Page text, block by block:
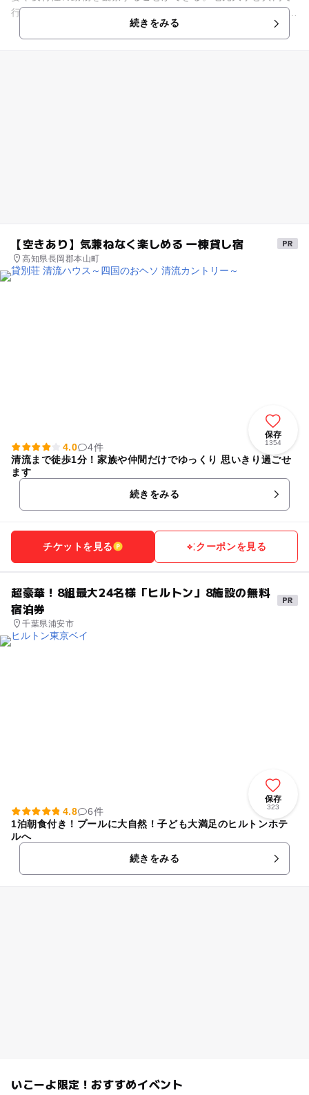
行う幻想的なライトアップや、夜の動物園特別イベント「WA
O!キツネザルツアー」や...続きをみる
【空きあり】気兼ねなく楽しめる 一棟貸し宿
高知県長岡郡本山町
保存
1354
4.0
4件
清流まで徒歩1分！家族や仲間だけでゆっくり 思いきり過ごせ
ます
続きをみる
チケットを見る クーポンを見る
超豪華！8組最大24名様「ヒルトン」8施設の無料
宿泊券
千葉県浦安市
保存
323
4.8
6件
1泊朝食付き！プールに大自然！子ども大満足のヒルトンホテ
ルへ
続きをみる
いこーよ限定！おすすめイベント